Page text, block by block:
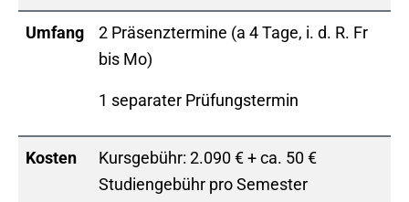
Umfang
2 Präsenztermine (a 4 Tage, i. d. R. Fr
bis Mo)
1 separater Prüfungstermin
Kosten
Kursgebühr: 2.090 € + ca. 50 €
Studiengebühr pro Semester